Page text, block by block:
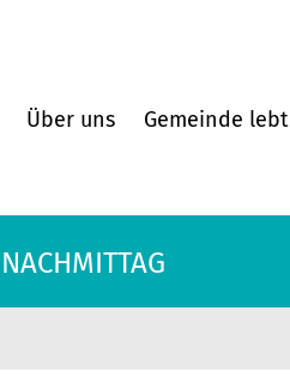
Über uns Gemeinde lebt